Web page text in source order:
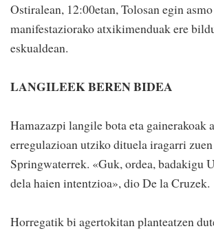
Ostiralean, 12:00etan, Tolosan egin
manifestaziorako atxikimenduak ere
eskualdean.
LANGILEEK BEREN BIDEA
Hamazazpi langile bota eta gainerakoak
erregulazioan utziko dituela iragarri
Springwaterrek. «Guk, ordea, badakigu
dela haien intentzioa», dio De la Cruzek.
Horregatik bi agertokitan planteatzen